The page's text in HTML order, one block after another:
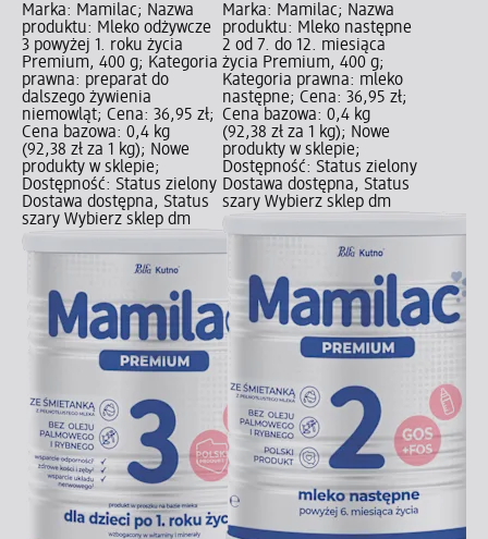
Marka: Mamilac; Nazwa
produktu: Mleko odżywcze
3 powyżej 1. roku życia
Premium, 400 g; Kategoria
prawna: preparat do
dalszego żywienia
niemowląt; Cena: 36,95 zł;
Cena bazowa: 0,4 kg
(92,38 zł za 1 kg); Nowe
produkty w sklepie;
Dostępność: Status zielony
Dostawa dostępna, Status
szary Wybierz sklep dm
Marka: Mamilac; Nazwa
produktu: Mleko następne
2 od 7. do 12. miesiąca
życia Premium, 400 g;
Kategoria prawna: mleko
następne; Cena: 36,95 zł;
Cena bazowa: 0,4 kg
(92,38 zł za 1 kg); Nowe
produkty w sklepie;
Dostępność: Status zielony
Dostawa dostępna, Status
szary Wybierz sklep dm